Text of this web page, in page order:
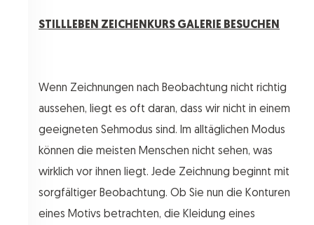
STILLLEBEN ZEICHENKURS GALERIE BESUCHEN
Wenn Zeichnungen nach Beobachtung nicht richtig
aussehen, liegt es oft daran, dass wir nicht in einem
geeigneten Sehmodus sind. Im alltäglichen Modus
können die meisten Menschen nicht sehen, was
wirklich vor ihnen liegt. Jede Zeichnung beginnt mit
sorgfältiger Beobachtung. Ob Sie nun die Konturen
eines Motivs betrachten, die Kleidung eines